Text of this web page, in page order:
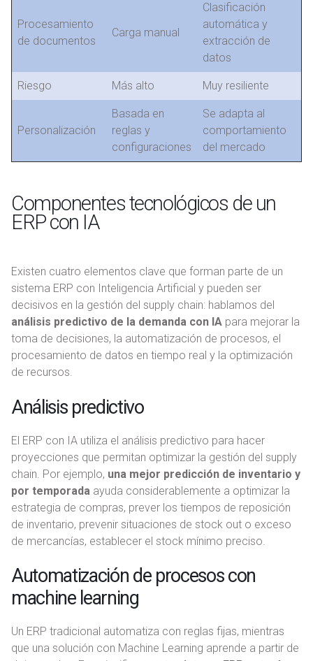
Procesamiento
de documentos
Carga manual
Clasificación
automática y
extracción de
datos
Riesgo Más alto Muy resiliente
Personalización
Basada en
reglas y
configuraciones
Se adapta al
comportamiento
del mercado
Componentes tecnológicos de un
ERP con IA
Existen cuatro elementos clave que forman parte de un
sistema ERP con Inteligencia Artificial y pueden ser
decisivos en la gestión del supply chain: hablamos del
análisis predictivo de la demanda con IA para mejorar la
toma de decisiones, la automatización de procesos, el
procesamiento de datos en tiempo real y la optimización
de recursos.
Análisis predictivo
El ERP con IA utiliza el análisis predictivo para hacer
proyecciones que permitan optimizar la gestión del supply
chain. Por ejemplo, una mejor predicción de inventario y
por temporada ayuda considerablemente a optimizar la
estrategia de compras, prever los tiempos de reposición
de inventario, prevenir situaciones de stock out o exceso
de mercancías, establecer el stock mínimo preciso.
Automatización de procesos con
machine learning
Un ERP tradicional automatiza con reglas fijas, mientras
que una solución con Machine Learning aprende a partir de